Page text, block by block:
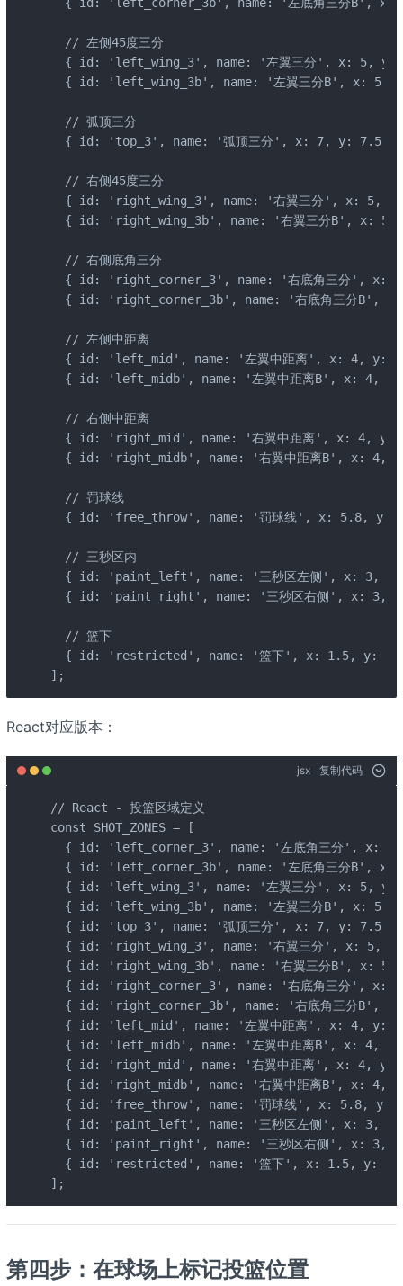
  // 左侧45度三分
{ id: 'left_wing_3', name: '左翼三分', x: 5,
{ id: 'left_wing_3b', name: '左翼三分B', x: 5,
  // 弧顶三分
{ id: 'top_3', name: '弧顶三分', x: 7, y: 7.5,
  // 右侧45度三分
{ id: 'right_wing_3', name: '右翼三分', x: 5,
{ id: 'right_wing_3b', name: '右翼三分B', x:
  // 右侧底角三分
{ id: 'right_corner_3', name: '右底角三分', x:
{ id: 'right_corner_3b', name: '右底角三分B',
  // 左侧中距离
{ id: 'left_mid', name: '左翼中距离', x: 4, y:
{ id: 'left_midb', name: '左翼中距离B', x: 4,
  // 右侧中距离
{ id: 'right_mid', name: '右翼中距离', x: 4, y:
{ id: 'right_midb', name: '右翼中距离B', x: 4,
  // 罚球线
{ id: 'free_throw', name: '罚球线', x: 5.8, y:
  // 三秒区内
{ id: 'paint_left', name: '三秒区左侧', x: 3,
{ id: 'paint_right', name: '三秒区右侧', x: 3,
  // 篮下
{ id: 'restricted', name: '篮下', x: 1.5, y:
];
React对应版本：
jsx 复制代码
// React - 投篮区域定义
const SHOT_ZONES = [
{ id: 'left_corner_3', name: '左底角三分', x:
{ id: 'left_corner_3b', name: '左底角三分B',
{ id: 'left_wing_3', name: '左翼三分', x: 5,
{ id: 'left_wing_3b', name: '左翼三分B', x: 5,
{ id: 'top_3', name: '弧顶三分', x: 7, y: 7.5,
{ id: 'right_wing_3', name: '右翼三分', x: 5,
{ id: 'right_wing_3b', name: '右翼三分B', x:
{ id: 'right_corner_3', name: '右底角三分', x:
{ id: 'right_corner_3b', name: '右底角三分B',
{ id: 'left_mid', name: '左翼中距离', x: 4, y:
{ id: 'left_midb', name: '左翼中距离B', x: 4,
{ id: 'right_mid', name: '右翼中距离', x: 4, y:
{ id: 'right_midb', name: '右翼中距离B', x: 4,
{ id: 'free_throw', name: '罚球线', x: 5.8, y:
{ id: 'paint_left', name: '三秒区左侧', x: 3,
{ id: 'paint_right', name: '三秒区右侧', x: 3,
{ id: 'restricted', name: '篮下', x: 1.5, y:
];
第四步：在球场上标记投篮位置